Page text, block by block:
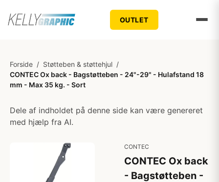
OUTLET
Forside / Støtteben & støttehjul /
CONTEC Ox back - Bagstøtteben - 24"-29" - Hulafstand 18
mm - Max 35 kg. - Sort
Dele af indholdet på denne side kan være genereret
med hjælp fra AI.
CONTEC
CONTEC Ox back
- Bagstøtteben -